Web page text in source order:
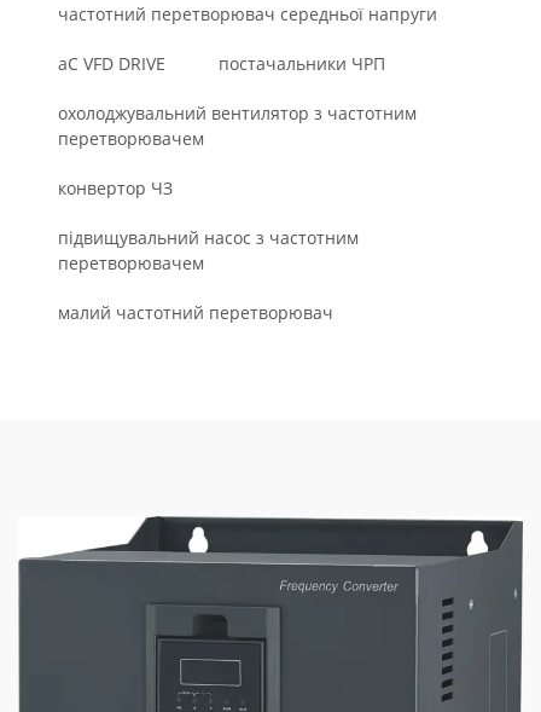
частотний перетворювач середньої напруги
aC VFD DRIVE постачальники ЧРП
охолоджувальний вентилятор з частотним
перетворювачем
конвертор ЧЗ
підвищувальний насос з частотним
перетворювачем
малий частотний перетворювач